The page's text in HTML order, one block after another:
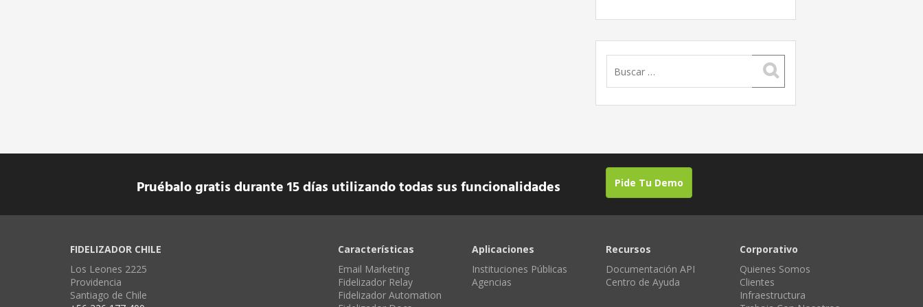
Pruébalo gratis durante 15 días utilizando todas sus funcionalidades Pide Tu Demo
FIDELIZADOR CHILE
Los Leones 2225
Providencia
Santiago de Chile
Características
Email Marketing
Fidelizador Relay
Fidelizador Automation
Aplicaciones
Instituciones Públicas
Agencias
Recursos
Documentación API
Centro de Ayuda
Corporativo
Quienes Somos
Clientes
Infraestructura